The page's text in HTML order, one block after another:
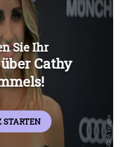
Überspringen